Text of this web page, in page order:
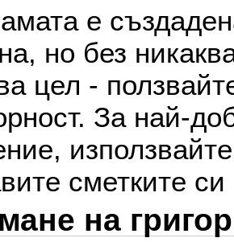
е
но без
цел -
За най-
сметките
на